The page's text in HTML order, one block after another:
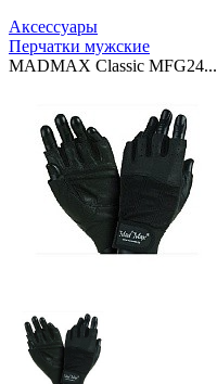
Аксессуары
Перчатки мужские
MADMAX Classic MFG24...